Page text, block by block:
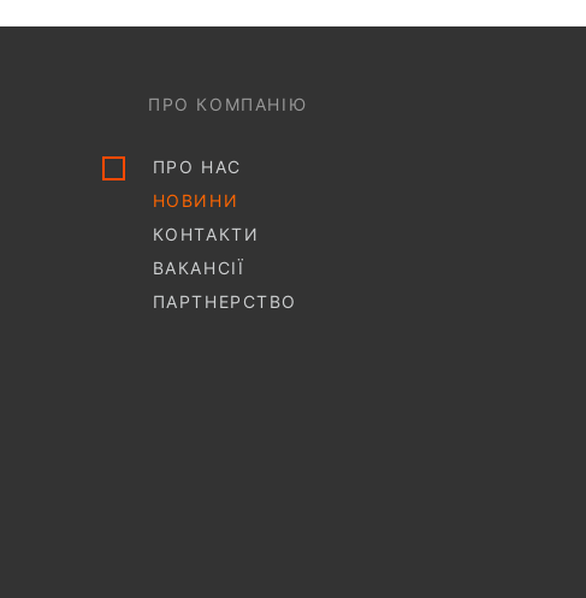
ПРО КОМПАНІЮ
ПРО НАС
НОВИНИ
КОНТАКТИ
ВАКАНСІЇ
ПАРТНЕРСТВО